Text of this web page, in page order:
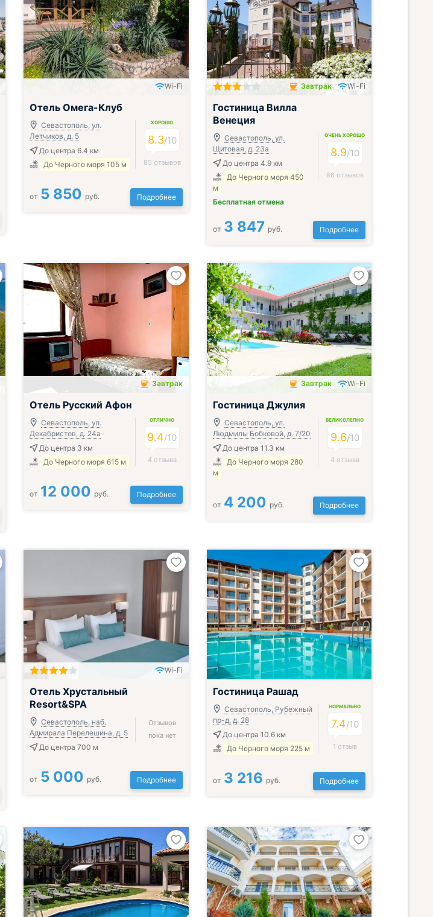
Включён завтрак, обед и ужин
Wi-Fi
Отель Омега-Клуб
Севастополь, ул.
Летчиков, д. 5
До центра 6.4 км
До Черного моря 105 м
ХОРОШО
8.3/10
85 отзывов
от 5 850 руб. Подробнее
Завтрак включён
Завтрак Wi-Fi
Гостиница Вилла
Венеция
Севастополь, ул.
Щитовая, д. 23а
До центра 4.9 км
До Черного моря 450
м
Бесплатная отмена
ОЧЕНЬ ХОРОШО
8.9/10
86 отзывов
от 3 847 руб. Подробнее
Завтрак включён
Завтрак
Отель Русский Афон
Севастополь, ул.
Декабристов, д. 24а
До центра 3 км
До Черного моря 615 м
ОТЛИЧНО
9.4/10
4 отзыва
от 12 000 руб. Подробнее
Завтрак включён
Завтрак Wi-Fi
Гостиница Джулия
Севастополь, ул.
Людмилы Бобковой, д. 7/20
До центра 11.3 км
До Черного моря 280
м
ВЕЛИКОЛЕПНО
9.6/10
4 отзыва
от 4 200 руб. Подробнее
Wi-Fi
Отель Хрустальный
Resort&SPA
Севастополь, наб.
Адмирала Перелешина, д. 5
До центра 700 м
Отзывов
пока нет
от 5 000 руб. Подробнее
Гостиница Рашад
Севастополь, Рубежный
пр-д, д. 28
До центра 10.6 км
До Черного моря 225 м
НОРМАЛЬНО
7.4/10
1 отзыв
от 3 216 руб. Подробнее